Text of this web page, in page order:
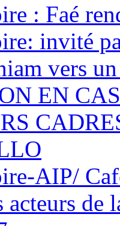
: Faé
invité
vers
EN
AIP/
acteurs de